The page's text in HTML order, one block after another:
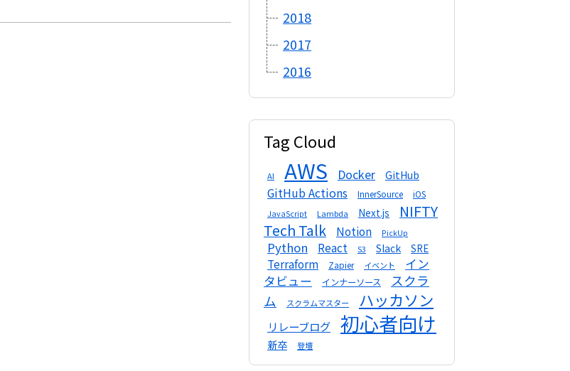
2018
2017
2016
Tag Cloud
AI AWS Docker GitHub
GitHub Actions InnerSource iOS
JavaScript Lambda Next.js
NIFTY
Tech Talk
Notion PickUp
Python React S3 Slack SRE
Terraform Zapier イベント
イン
タビュー
インナーソース
スクラ
ム
スクラムマスター ハッカソン
リレーブログ 初心者向け
新卒 登壇